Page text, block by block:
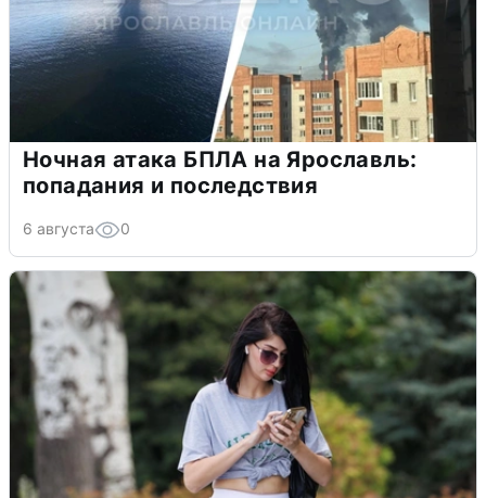
Ночная атака БПЛА на Ярославль:
попадания и последствия
6 августа 0